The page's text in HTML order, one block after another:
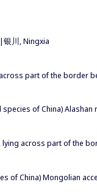
银川, Ningxia
part of the border
of China)
lying across part of the
of China) Mongolian